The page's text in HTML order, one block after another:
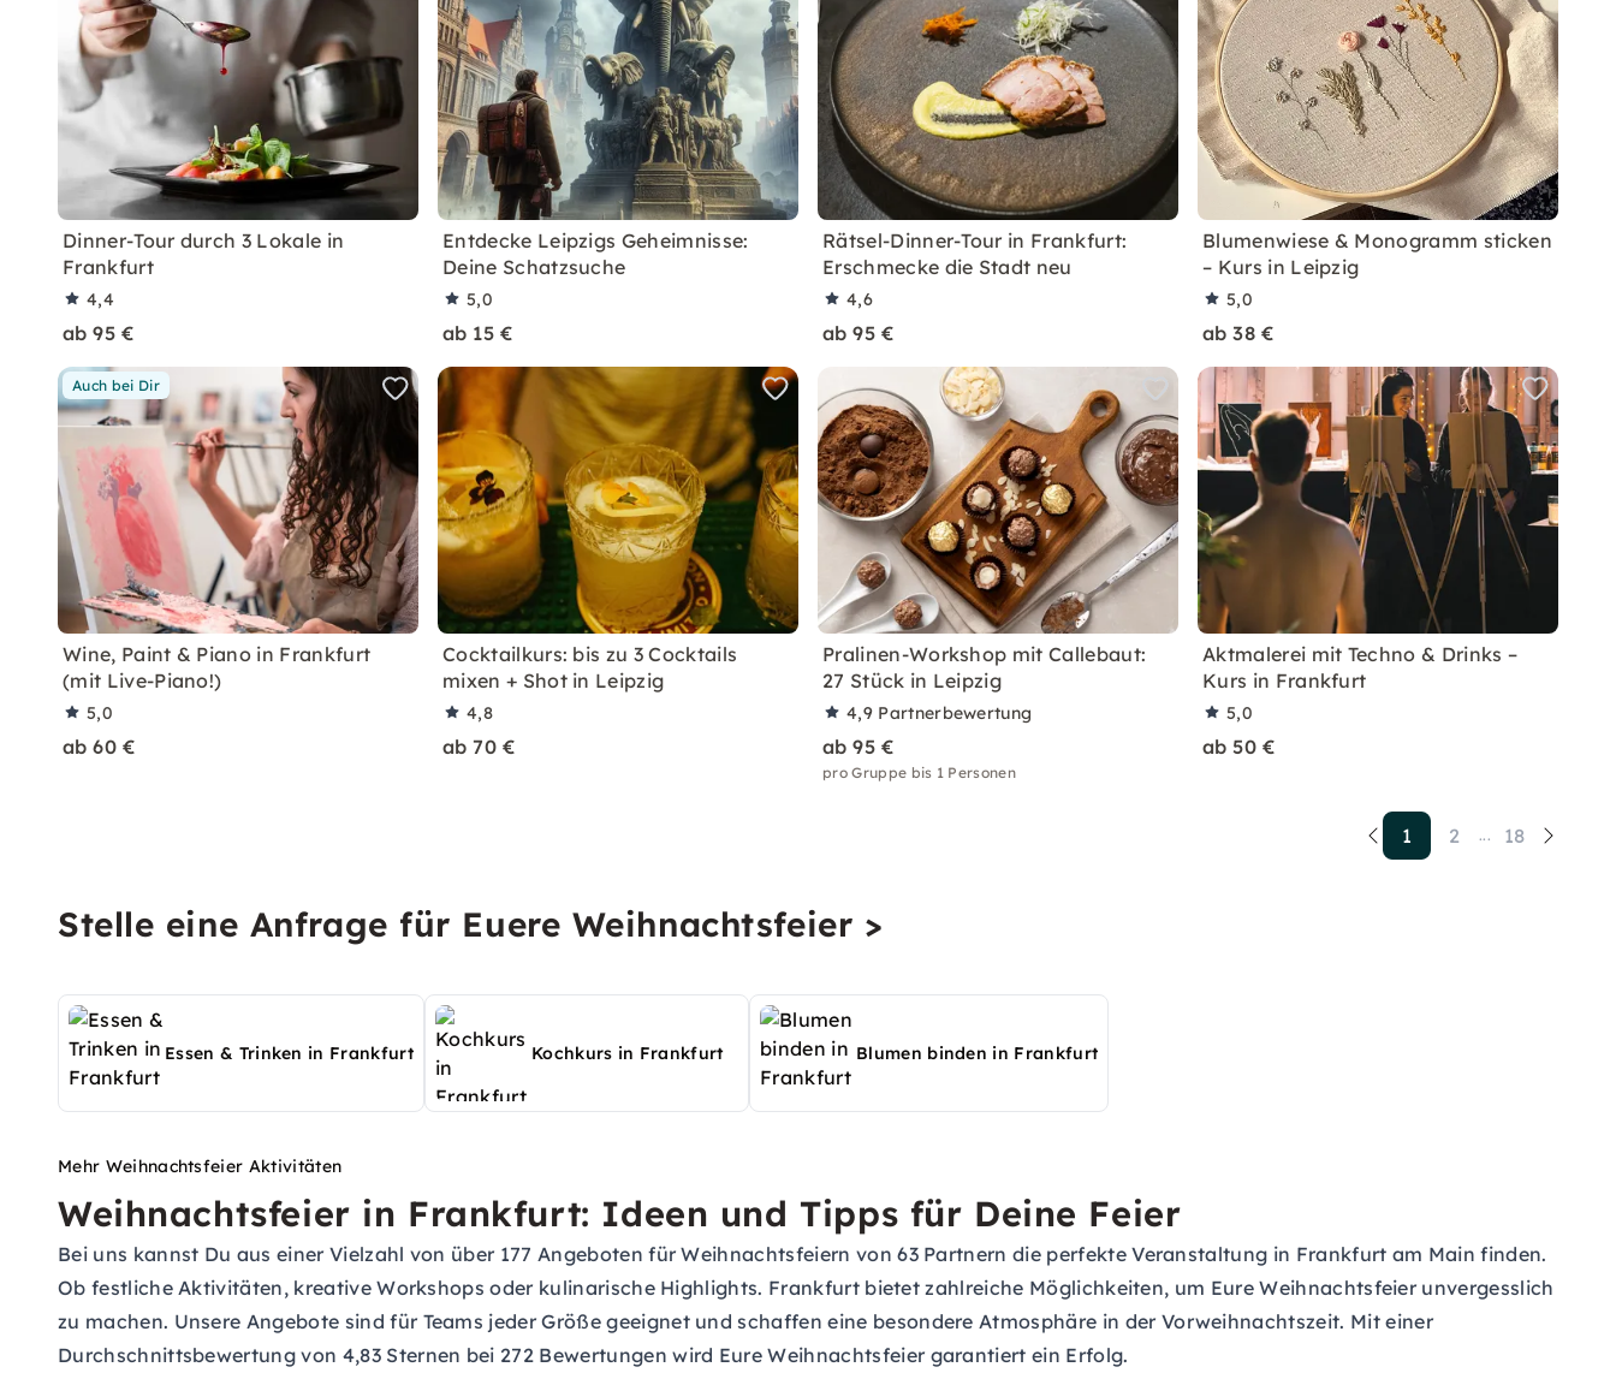
Dinner-Tour durch 3 Lokale in
Frankfurt
4,4
ab 95 €
Entdecke Leipzigs Geheimnisse:
Deine Schatzsuche
5,0
ab 15 €
Rätsel-Dinner-Tour in Frankfurt:
Erschmecke die Stadt neu
4,6
ab 95 €
Blumenwiese & Monogramm sticken
– Kurs in Leipzig
5,0
ab 38 €
Auch bei Dir
Wine, Paint & Piano in Frankfurt
(mit Live-Piano!)
5,0
ab 60 €
Cocktailkurs: bis zu 3 Cocktails
mixen + Shot in Leipzig
4,8
ab 70 €
Pralinen-Workshop mit Callebaut:
27 Stück in Leipzig
4,9 Partnerbewertung
ab 95 €
pro Gruppe bis 1 Personen
Aktmalerei mit Techno & Drinks –
Kurs in Frankfurt
5,0
ab 50 €
1 2 ... 18
Stelle eine Anfrage für Euere Weihnachtsfeier >
Essen & Trinken in Frankfurt Kochkurs in Frankfurt Blumen binden in Frankfurt
Mehr Weihnachtsfeier Aktivitäten
Weihnachtsfeier in Frankfurt: Ideen und Tipps für Deine Feier
Bei uns kannst Du aus einer Vielzahl von über 177 Angeboten für Weihnachtsfeiern von 63 Partnern die perfekte Veranstaltung in Frankfurt am Main finden.
Ob festliche Aktivitäten, kreative Workshops oder kulinarische Highlights. Frankfurt bietet zahlreiche Möglichkeiten, um Eure Weihnachtsfeier unvergesslich
zu machen. Unsere Angebote sind für Teams jeder Größe geeignet und schaffen eine besondere Atmosphäre in der Vorweihnachtszeit. Mit einer
Durchschnittsbewertung von 4,83 Sternen bei 272 Bewertungen wird Eure Weihnachtsfeier garantiert ein Erfolg.